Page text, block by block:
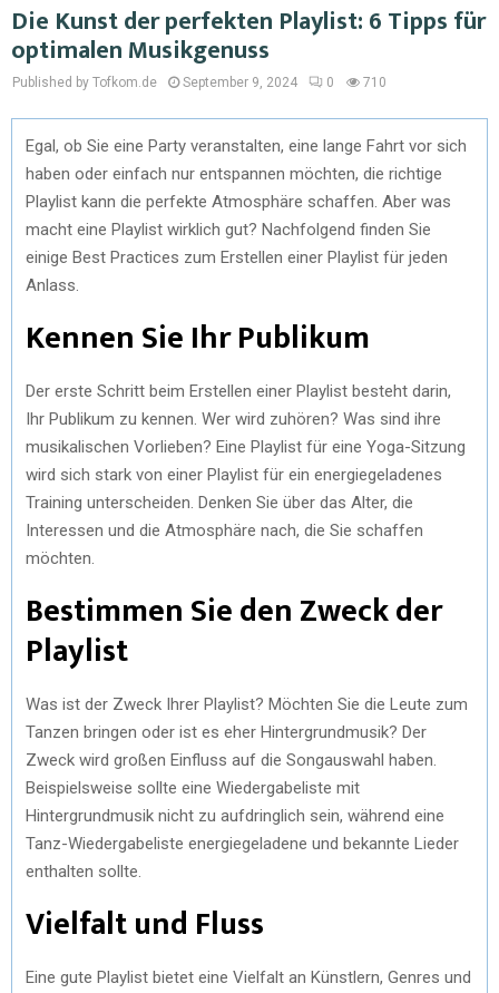
Die Kunst der perfekten Playlist: 6 Tipps für
optimalen Musikgenuss
Published by Tofkom.de September 9, 2024 0 710
Egal, ob Sie eine Party veranstalten, eine lange Fahrt vor sich
haben oder einfach nur entspannen möchten, die richtige
Playlist kann die perfekte Atmosphäre schaffen. Aber was
macht eine Playlist wirklich gut? Nachfolgend finden Sie
einige Best Practices zum Erstellen einer Playlist für jeden
Anlass.
Kennen Sie Ihr Publikum
Der erste Schritt beim Erstellen einer Playlist besteht darin,
Ihr Publikum zu kennen. Wer wird zuhören? Was sind ihre
musikalischen Vorlieben? Eine Playlist für eine Yoga-Sitzung
wird sich stark von einer Playlist für ein energiegeladenes
Training unterscheiden. Denken Sie über das Alter, die
Interessen und die Atmosphäre nach, die Sie schaffen
möchten.
Bestimmen Sie den Zweck der
Playlist
Was ist der Zweck Ihrer Playlist? Möchten Sie die Leute zum
Tanzen bringen oder ist es eher Hintergrundmusik? Der
Zweck wird großen Einfluss auf die Songauswahl haben.
Beispielsweise sollte eine Wiedergabeliste mit
Hintergrundmusik nicht zu aufdringlich sein, während eine
Tanz-Wiedergabeliste energiegeladene und bekannte Lieder
enthalten sollte.
Vielfalt und Fluss
Eine gute Playlist bietet eine Vielfalt an Künstlern, Genres und